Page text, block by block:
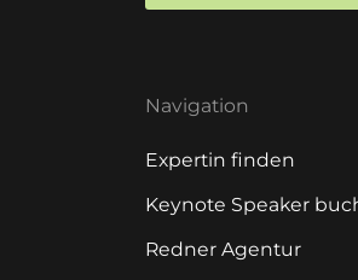
Navigation
Expertin finden
Keynote Speaker
Redner Agentur